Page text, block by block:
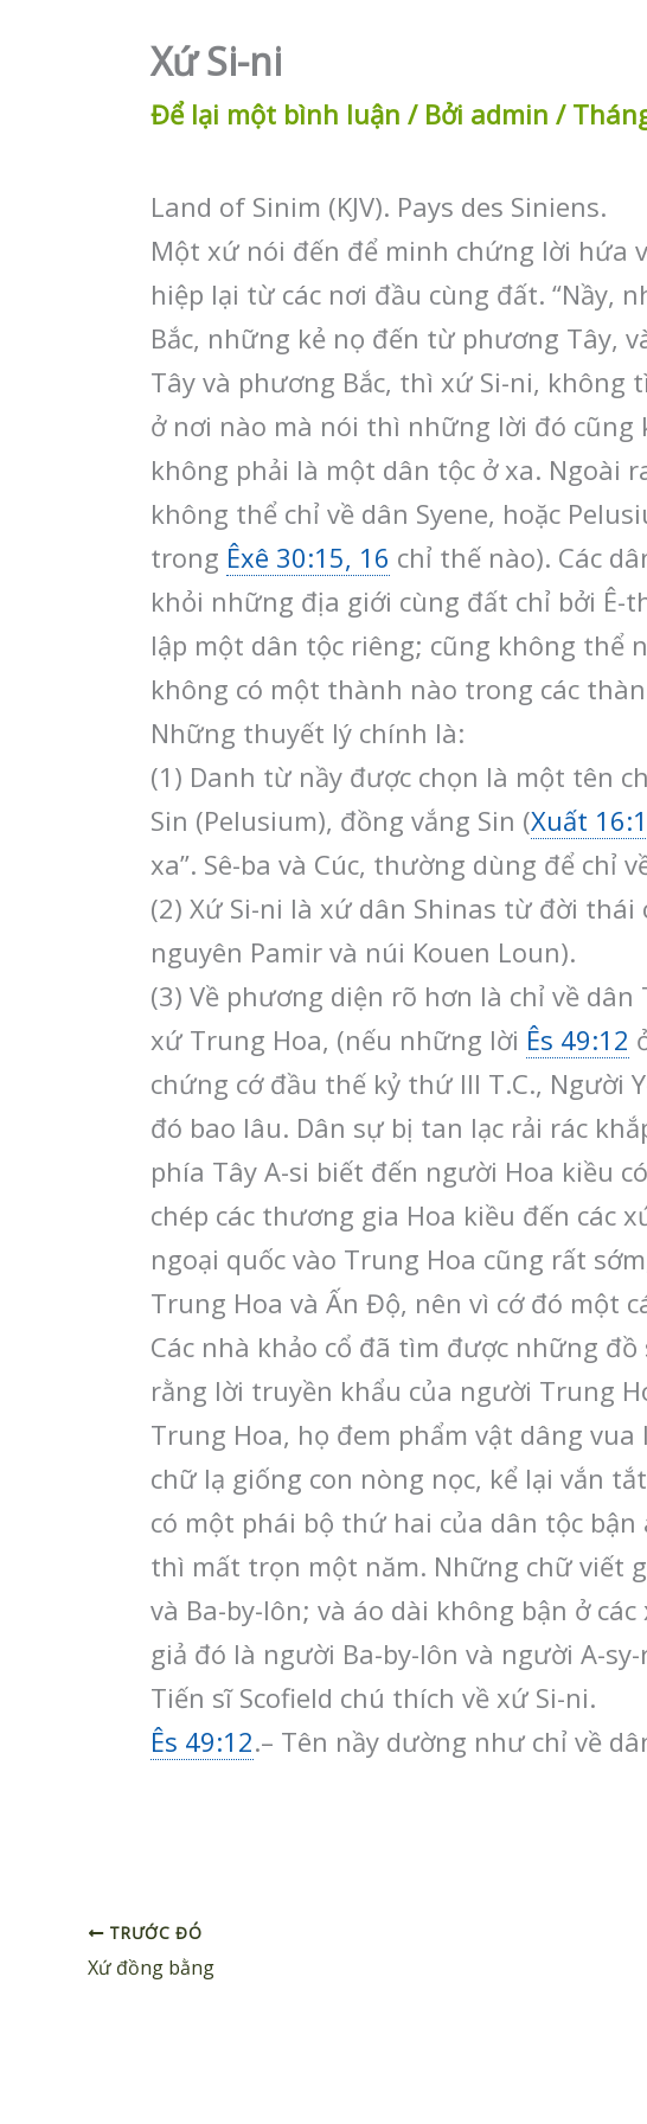
Xứ Si-ni
Để lại một bình luận / Bởi admin /
Land of Sinim (KJV). Pays des Siniens.
Một xứ nói đến để minh chứng lời hứa
hiệp lại từ các nơi đầu cùng đất. “Nầy,
Bắc, những kẻ nọ đến từ phương Tây,
Tây và phương Bắc, thì xứ Si-ni,
ở nơi nào mà nói thì những lời đó cũng
không phải là một dân tộc ở xa. Ngoài
không thể chỉ về dân Syene, hoặc
trong Êxê 30:15, 16 chỉ thế nào). Các
khỏi những địa giới cùng đất chỉ bởi Ê-
lập một dân tộc riêng; cũng không thể
không có một thành nào trong các
Những thuyết lý chính là:
(1) Danh từ nầy được chọn là một tên
Sin (Pelusium), đồng vắng Sin (Xuất 16:1
xa”. Sê-ba và Cúc, thường dùng để
(2) Xứ Si-ni là xứ dân Shinas từ đời
nguyên Pamir và núi Kouen Loun).
(3) Về phương diện rõ hơn là chỉ về
xứ Trung Hoa, (nếu những lời Ês 49:12
chứng cớ đầu thế kỷ thứ III T.C., Người
đó bao lâu. Dân sự bị tan lạc rải rác
phía Tây A-si biết đến người Hoa kiều
chép các thương gia Hoa kiều đến các
ngoại quốc vào Trung Hoa cũng rất
Trung Hoa và Ấn Độ, nên vì cớ đó một
Các nhà khảo cổ đã tìm được những
rằng lời truyền khẩu của người Trung
Trung Hoa, họ đem phẩm vật dâng
chữ lạ giống con nòng nọc, kể lại vắn
có một phái bộ thứ hai của dân tộc
thì mất trọn một năm. Những chữ viết
và Ba-by-lôn; và áo dài không bận ở
giả đó là người Ba-by-lôn và người A-
Tiến sĩ Scofield chú thích về xứ Si-ni.
Ês 49:12.– Tên nầy dường như chỉ về
TRƯỚC ĐÓ
Xứ đồng bằng